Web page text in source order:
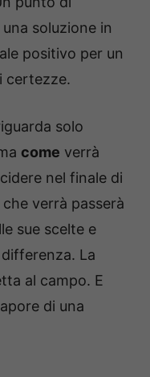
soluzione in
positivo per un
certezze.
solo
come verrà
nel finale di
verrà passerà
sue scelte e
La
al campo. E
di una